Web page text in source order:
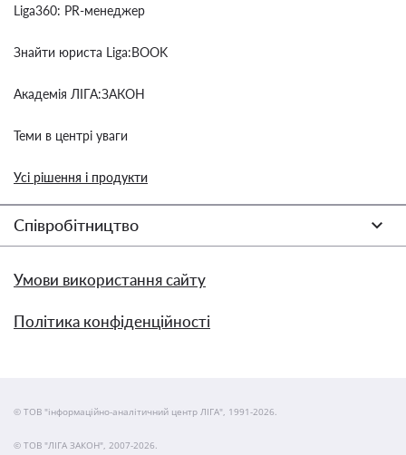
Liga360: PR-менеджер
Знайти юриста Liga:BOOK
Академія ЛІГА:ЗАКОН
Теми в центрі уваги
Усі рішення і продукти
Співробітництво
Умови використання сайту
Політика конфіденційності
© ТОВ "інформаційно-аналітичний центр ЛІГА", 1991-2026.
© ТОВ "ЛІГА ЗАКОН", 2007-2026.